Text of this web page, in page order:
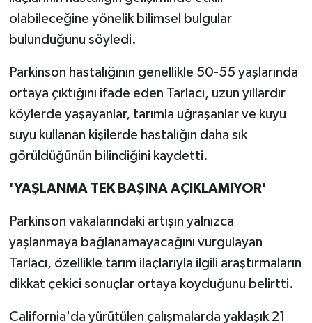
olabileceğine yönelik bilimsel bulgular
bulunduğunu söyledi.
Parkinson hastalığının genellikle 50-55 yaşlarında
ortaya çıktığını ifade eden Tarlacı, uzun yıllardır
köylerde yaşayanlar, tarımla uğraşanlar ve kuyu
suyu kullanan kişilerde hastalığın daha sık
görüldüğünün bilindiğini kaydetti.
'YAŞLANMA TEK BAŞINA AÇIKLAMIYOR'
Parkinson vakalarındaki artışın yalnızca
yaşlanmaya bağlanamayacağını vurgulayan
Tarlacı, özellikle tarım ilaçlarıyla ilgili araştırmaların
dikkat çekici sonuçlar ortaya koyduğunu belirtti.
California'da yürütülen çalışmalarda yaklaşık 21